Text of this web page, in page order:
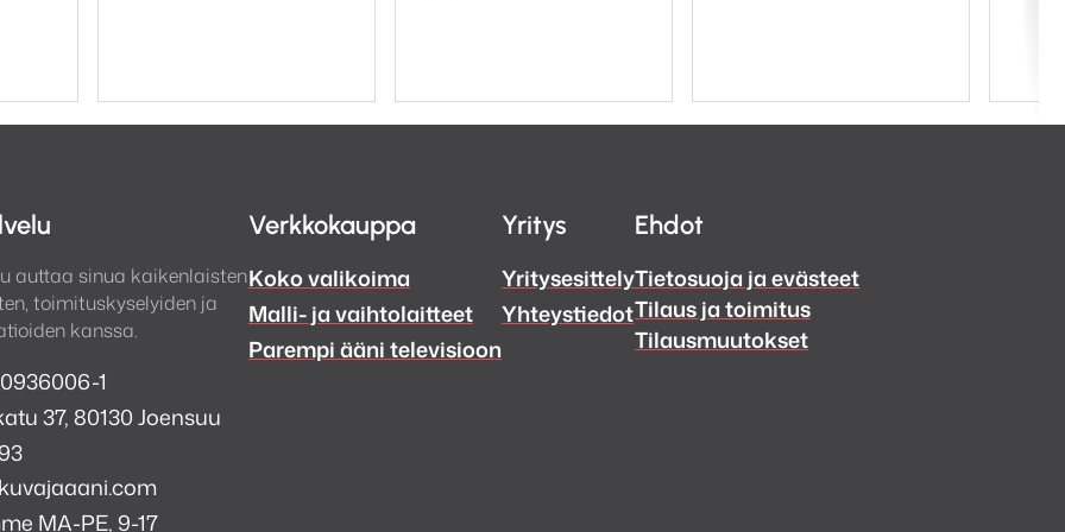
auttaa sinua kaikenlaisten
toimituskyselyiden ja
kanssa.
1
37, 80130 Joensuu
MA-PE, 9-17
Verkkokauppa
Koko valikoima
Malli- ja vaihtolaitteet
Parempi ääni televisioon
Yritys
Yritysesittely
Yhteystiedot
Ehdot
Tietosuoja ja evästeet
Tilaus ja toimitus
Tilausmuutokset